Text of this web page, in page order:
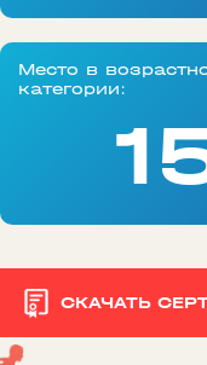
Место в
категории:
СКАЧАТЬ